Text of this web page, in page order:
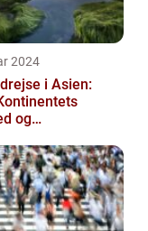
2024
i Asien:
og